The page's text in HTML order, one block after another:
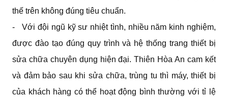
thế trên không đúng tiêu chuẩn.
- Với đội ngũ kỹ sư nhiệt tình, nhiều năm kinh nghiệm,
được đào tạo đúng quy trình và hệ thống trang thiết bị
sửa chữa chuyên dụng hiện đại. Thiên Hòa An cam kết
và đảm bảo sau khi sửa chữa, trùng tu thì máy, thiết bị
của khách hàng có thể hoạt động bình thường với tỉ lệ